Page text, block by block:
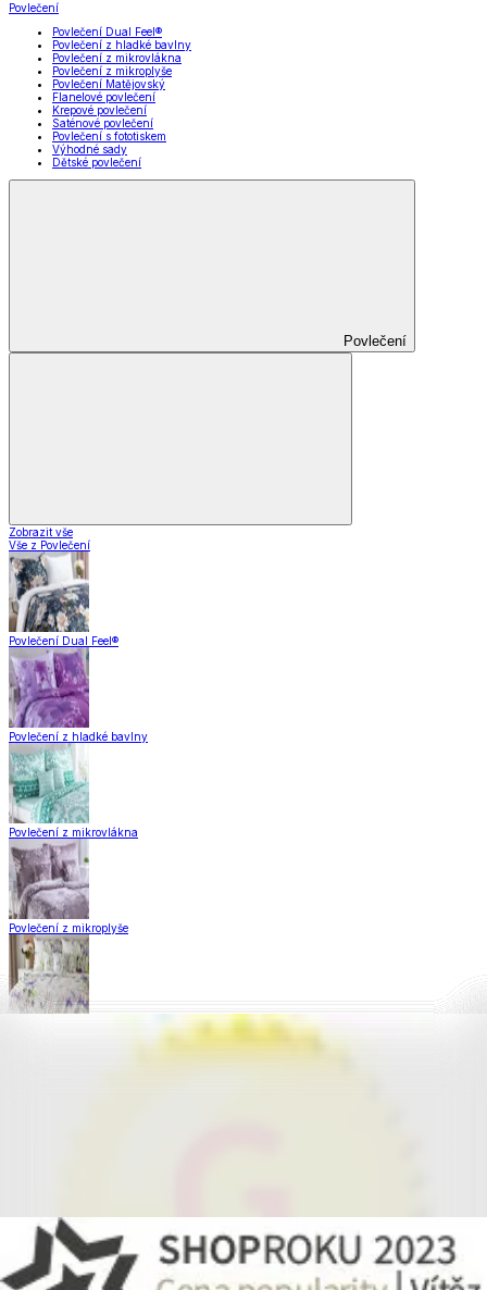
Povlečení
Povlečení Dual Feel®
Povlečení z hladké bavlny
Povlečení z mikrovlákna
Povlečení z mikroplyše
Povlečení Matějovský
Flanelové povlečení
Krepové povlečení
Saténové povlečení
Povlečení s fototiskem
Výhodné sady
Dětské povlečení
Povlečení
Zobrazit vše
Vše z Povlečení
Povlečení Dual Feel®
Povlečení z hladké bavlny
Povlečení z mikrovlákna
Povlečení z mikroplyše
Krepové povlečení